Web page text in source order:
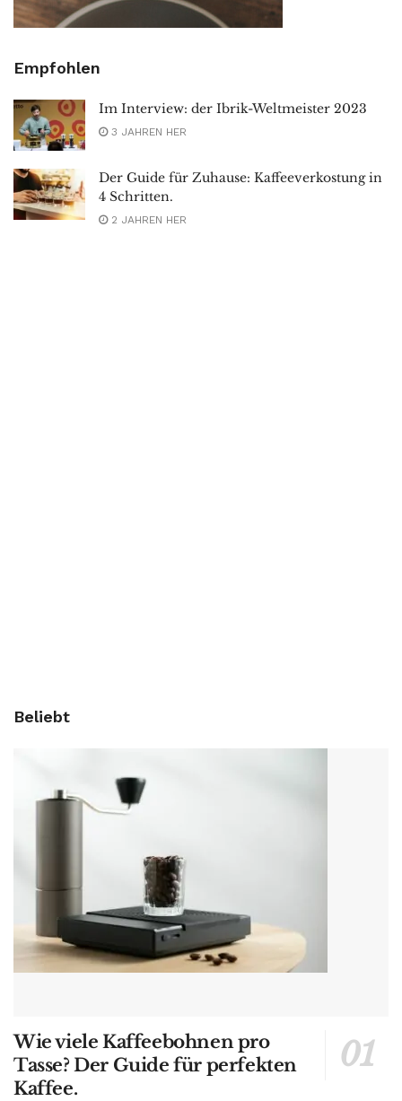
Empfohlen
Im Interview: der Ibrik-Weltmeister 2023
3 JAHREN HER
Der Guide für Zuhause: Kaffeeverkostung in
4 Schritten.
2 JAHREN HER
Beliebt
Wie viele Kaffeebohnen pro
Tasse? Der Guide für perfekten
Kaffee.